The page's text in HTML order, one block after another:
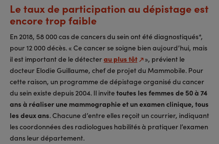
Le taux de participation au dépistage est
encore trop faible
En 2018, 58 000 cas de cancers du sein ont été diagnostiqués*,
pour 12 000 décès. « Ce cancer se soigne bien aujourd’hui, mais
il est important de le détecterau plus tôt », prévient le
docteur Elodie Guillaume, chef de projet du Mammobile. Pour
cette raison, un programme de dépistage organisé du cancer
du sein existe depuis 2004. Il invitetoutes les femmes de 50 à 74
ans à réaliser une mammographie et un examen clinique, tous
les deux ans. Chacune d’entre elles reçoit un courrier, indiquant
les coordonnées des radiologues habilités à pratiquer l’examen
dans leur département.